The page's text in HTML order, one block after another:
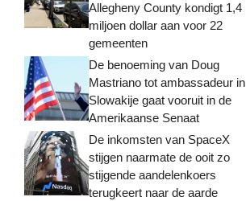
Allegheny County kondigt 1,4
miljoen dollar aan voor 22
gemeenten
De benoeming van Doug
Mastriano tot ambassadeur in
Slowakije gaat vooruit in de
Amerikaanse Senaat
De inkomsten van SpaceX
stijgen naarmate de ooit zo
stijgende aandelenkoers
terugkeert naar de aarde